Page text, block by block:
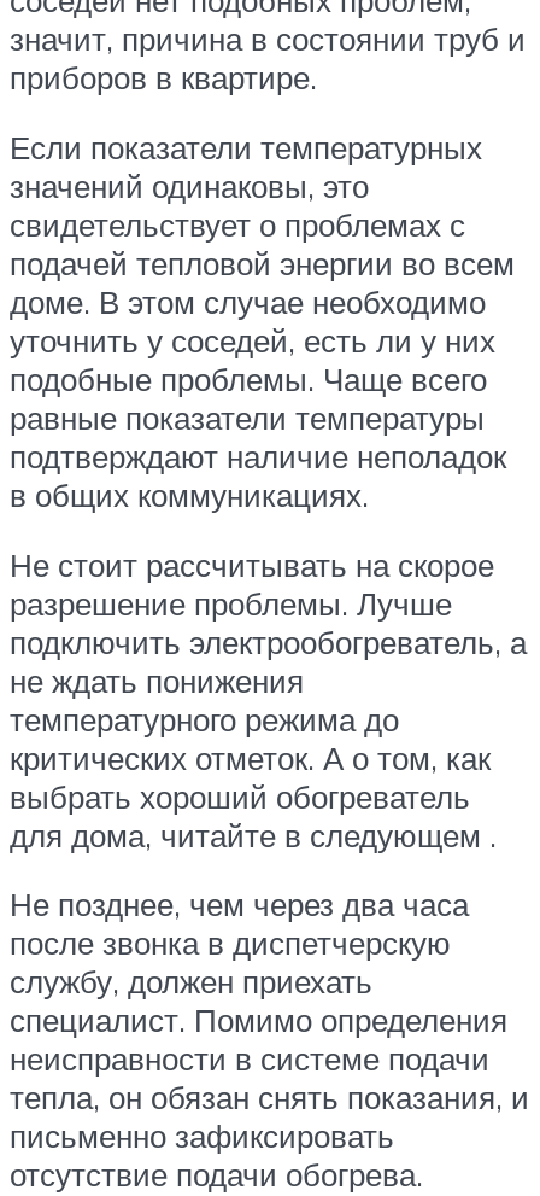
значит, причина в состоянии труб и
приборов в квартире.
Если показатели температурных
значений одинаковы, это
свидетельствует о проблемах с
подачей тепловой энергии во всем
доме. В этом случае необходимо
уточнить у соседей, есть ли у них
подобные проблемы. Чаще всего
равные показатели температуры
подтверждают наличие неполадок
в общих коммуникациях.
Не стоит рассчитывать на скорое
разрешение проблемы. Лучше
подключить электрообогреватель, а
не ждать понижения
температурного режима до
критических отметок. А о том, как
выбрать хороший обогреватель
для дома, читайте в следующем .
Не позднее, чем через два часа
после звонка в диспетчерскую
службу, должен приехать
специалист. Помимо определения
неисправности в системе подачи
тепла, он обязан снять показания, и
письменно зафиксировать
отсутствие подачи обогрева.